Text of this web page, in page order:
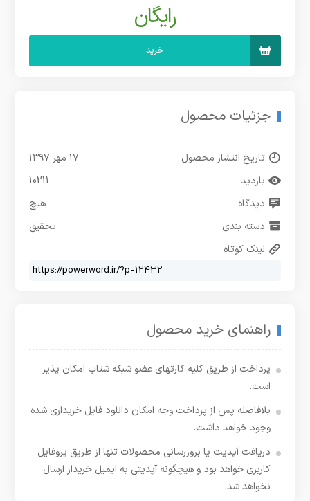
رایگان
خرید
جزئیات محصول
تاریخ انتشار محصول
۱۷ مهر ۱۳۹۷
بازدید
10211
دیدگاه
هیچ
دسته بندی
تحقیق
لینک کوتاه
راهنمای خرید محصول
پرداخت از طریق کلیه کارتهای عضو شبکه شتاب امکان پذیر
است.
بلافاصله پس از پرداخت وجه امکان دانلود فایل خریداری شده
وجود خواهد داشت.
دریافت آپدیت یا بروزرسانی محصولات تنها از طریق پروفایل
کاربری خواهد بود و هیچگونه آپدیتی به ایمیل خریدار ارسال
نخواهد شد.